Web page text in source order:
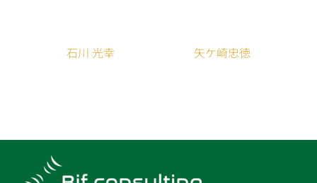
石川 光幸 矢ケ崎忠徳